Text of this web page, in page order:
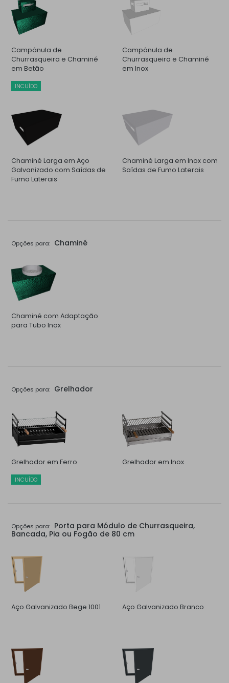
Campânula de
Churrasqueira e Chaminé
em Betão
INCUÍDO
Campânula de
Churrasqueira e Chaminé
em Inox
Chaminé Larga em Aço
Galvanizado com Saídas de
Fumo Laterais
Chaminé Larga em Inox com
Saídas de Fumo Laterais
Opções para: Chaminé
Chaminé com Adaptação
para Tubo Inox
Opções para: Grelhador
Grelhador em Ferro
INCUÍDO
Grelhador em Inox
Opções para: Porta para Módulo de Churrasqueira,
Bancada, Pia ou Fogão de 80 cm
Aço Galvanizado Bege 1001 Aço Galvanizado Branco